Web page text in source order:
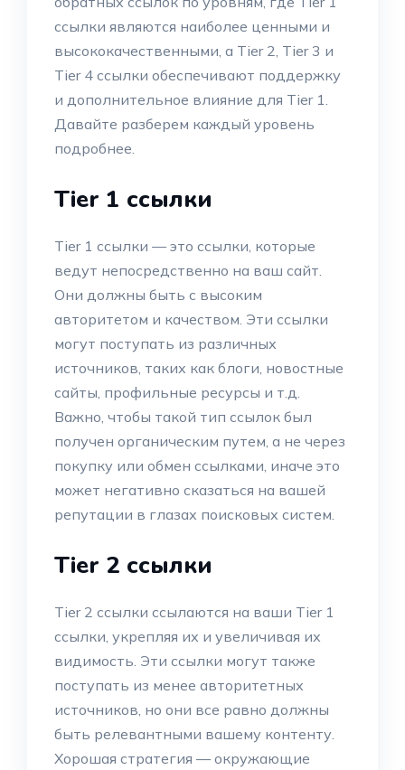
ссылки являются наиболее ценными и
высококачественными, а Tier 2, Tier 3 и
Tier 4 ссылки обеспечивают поддержку
и дополнительное влияние для Tier 1.
Давайте разберем каждый уровень
подробнее.
Tier 1 ссылки
Tier 1 ссылки — это ссылки, которые
ведут непосредственно на ваш сайт.
Они должны быть с высоким
авторитетом и качеством. Эти ссылки
могут поступать из различных
источников, таких как блоги, новостные
сайты, профильные ресурсы и т.д.
Важно, чтобы такой тип ссылок был
получен органическим путем, а не через
покупку или обмен ссылками, иначе это
может негативно сказаться на вашей
репутации в глазах поисковых систем.
Tier 2 ссылки
Tier 2 ссылки ссылаются на ваши Tier 1
ссылки, укрепляя их и увеличивая их
видимость. Эти ссылки могут также
поступать из менее авторитетных
источников, но они все равно должны
быть релевантными вашему контенту.
Хорошая стратегия — окружающие